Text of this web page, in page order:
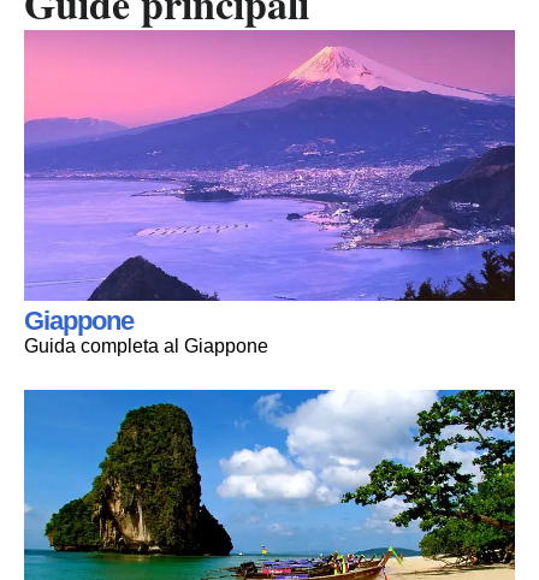
Giappone
Guida completa al Giappone